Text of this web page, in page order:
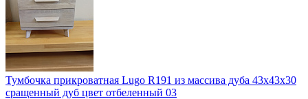
Тумбочка прикроватная Lugo R191 из массива дуба 43х43х30
сращенный дуб цвет отбеленный 03